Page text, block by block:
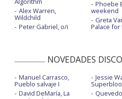
Alex Warren,
Wildchild
Peter Gabriel, o/i
Phoebe
weekend
Greta
Palace
NOVEDADES
Manuel Carrasco,
Pueblo salvaje I
David DeMaría, La
Jessie